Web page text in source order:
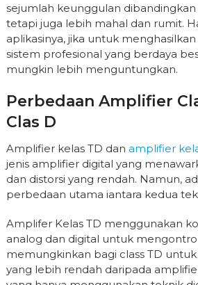
sejumlah keunggulan
tetapi juga lebih mahal dan rumit.
aplikasinya, jika untuk
sistem profesional yang berdaya
mungkin lebih menguntungkan.
Perbedaan Amplifier
Clas D
Amplifier kelas TD dan amplifier
jenis amplifier digital yang
dan distorsi yang rendah. Namun,
perbedaan utama iantara kedua
Amplifer Kelas TD menggunakan
analog dan digital untuk
memungkinkan bagi class TD
yang lebih rendah daripada